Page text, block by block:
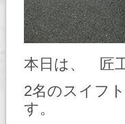
本日は、 匠
2名のスイフ
す。